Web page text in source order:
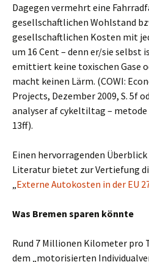
Dagegen vermehrt eine
gesellschaftlichen Wohlstand
gesellschaftlichen Kosten mit
um 16 Cent – denn er/sie selbst
emittiert keine toxischen Gase
macht keinen Lärm. (COWI:
Projects, Dezember 2009, S. 5f
analyser af cykeltiltag – metode
13ff).
Einen hervorragenden
Literatur bietet zur Vertiefung
„Externe Autokosten in der EU
Was Bremen sparen könnte
Rund 7 Millionen Kilometer pro
dem „motorisierten